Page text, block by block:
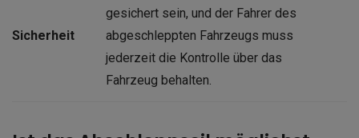
Sicherheit
gesichert sein, und der Fahrer des
abgeschleppten Fahrzeugs muss
jederzeit die Kontrolle über das
Fahrzeug behalten.